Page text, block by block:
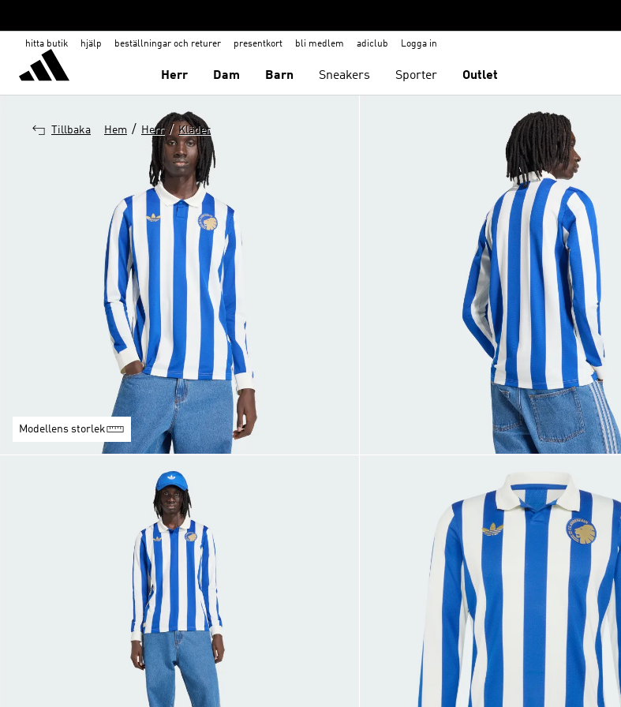
hitta butik hjälp beställningar och returer presentkort bli medlem adiclub Logga in
Herr Dam Barn Sneakers Sporter Outlet
Tillbaka Hem / Herr / Kläder
Modellens storlek